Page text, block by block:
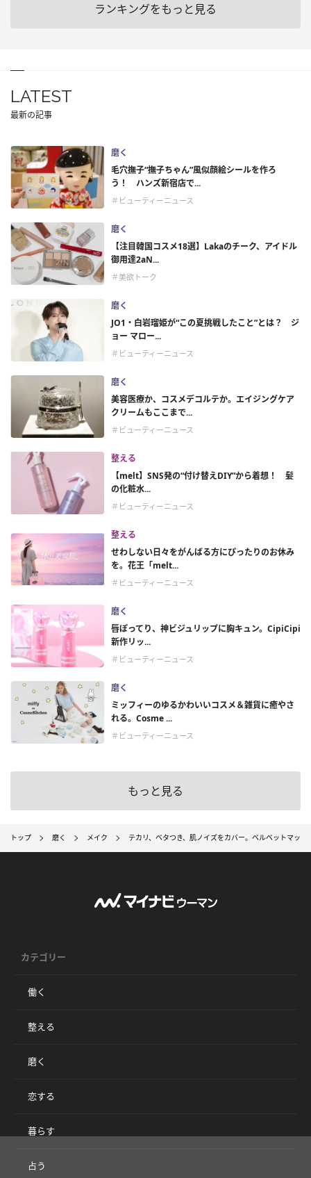
ランキングをもっと見る
LATEST
最新の記事
磨く
毛穴撫子“撫子ちゃん”風似顔絵シールを作ろ
う！ ハンズ新宿店で...
＃ビューティーニュース
磨く
【注目韓国コスメ18選】Lakaのチーク、アイドル
御用達2aN...
＃美欲トーク
磨く
JO1・白岩瑠姫が“この夏挑戦したこと”とは？ ジ
ョー マロー...
＃ビューティーニュース
磨く
美容医療か、コスメデコルテか。エイジングケア
クリームもここまで...
＃ビューティーニュース
整える
【melt】SNS発の“付け替えDIY”から着想！ 髪
の化粧水...
＃ビューティーニュース
整える
せわしない日々をがんばる方にぴったりのお休み
を。花王「melt...
＃ビューティーニュース
磨く
唇ぽってり、神ビジュリップに胸キュン。CipiCipi
新作リッ...
＃ビューティーニュース
磨く
ミッフィーのゆるかわいいコスメ＆雑貨に癒やさ
れる。Cosme ...
＃ビューティーニュース
もっと見る
トップ 磨く メイク テカリ、ベタつき、肌ノイズをカバー。ベルベットマッ
カテゴリー
働く
整える
磨く
恋する
暮らす
占う